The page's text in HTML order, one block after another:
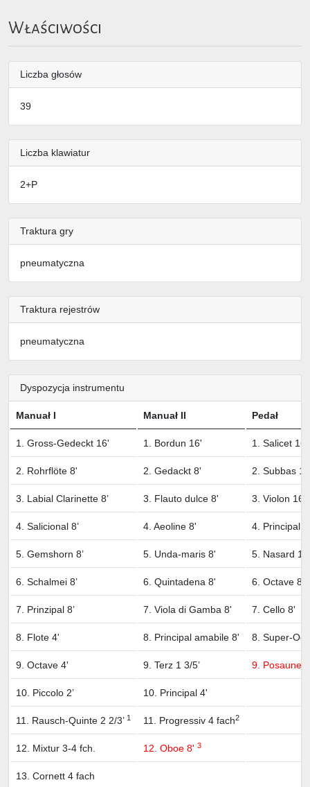
Właściwości
Liczba głosów
39
Liczba klawiatur
2+P
Traktura gry
pneumatyczna
Traktura rejestrów
pneumatyczna
Dyspozycja instrumentu
Manuał I Manuał II Pedał
1. Gross-Gedeckt 16' 1. Bordun 16' 1. Salicet 16'
2. Rohrflöte 8' 2. Gedackt 8' 2. Subbas
3. Labial Clarinette 8’ 3. Flauto dulce 8' 3. Violon 16'
4. Salicional 8’ 4. Aeoline 8' 4. Principal
5. Gemshorn 8’ 5. Unda-maris 8' 5. Nasard
6. Schalmei 8’ 6. Quintadena 8' 6. Octave 8'
7. Prinzipal 8’ 7. Viola di Gamba 8' 7. Cello 8'
8. Flote 4' 8. Principal amabile 8' 8. Super-
9. Octave 4' 9. Terz 1 3/5’ 9. Posaune
10. Piccolo 2’ 10. Principal 4'
11. Rausch-Quinte 2 2/3’ 1 11. Progressiv 4 fach2
12. Mixtur 3-4 fch. 12. Oboe 8' 3
13. Cornett 4 fach